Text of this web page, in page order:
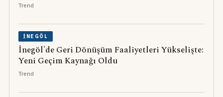
Trend
İNEGÖL
İnegöl'de Geri Dönüşüm Faaliyetleri Yükselişte:
Yeni Geçim Kaynağı Oldu
Trend